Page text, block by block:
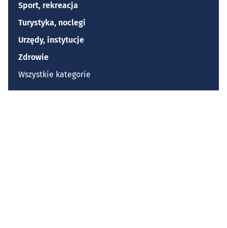
Sport, rekreacja
Turystyka, noclegi
Urzędy, instytucje
Zdrowie
Wszystkie kategorie